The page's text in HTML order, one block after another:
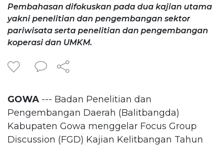
Pembahasan difokuskan pada dua kajian utama
yakni penelitian dan pengembangan sektor
pariwisata serta penelitian dan pengembangan
koperasi dan UMKM.
GOWA --- Badan Penelitian dan
Pengembangan Daerah (Balitbangda)
Kabupaten Gowa menggelar Focus Group
Discussion (FGD) Kajian Kelitbangan Tahun